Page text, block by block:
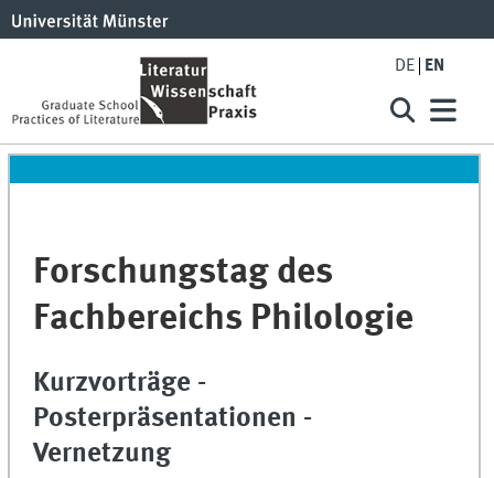
DE EN
Forschungstag des
Fachbereichs Philologie
Kurzvorträge -
Posterpräsentationen -
Vernetzung